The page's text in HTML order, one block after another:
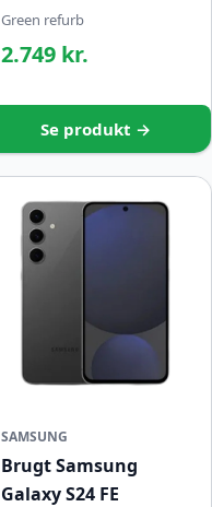
Green refurb
2.749 kr.
Se produkt →
SAMSUNG
Brugt Samsung
Galaxy S24 FE